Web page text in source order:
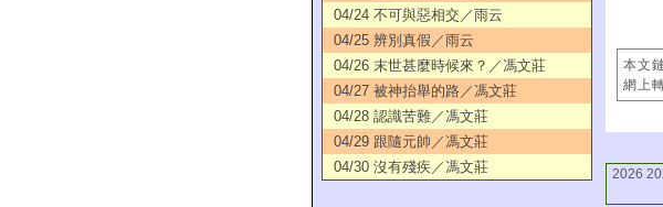
04/24 不可與惡相交／雨云
04/25 辨別真假／雨云
04/26 末世甚麼時候來？／馮文莊
04/27 被神抬舉的路／馮文莊
04/28 認識苦難／馮文莊
04/29 跟隨元帥／馮文莊
04/30 沒有殘疾／馮文莊
本文
網上
2026